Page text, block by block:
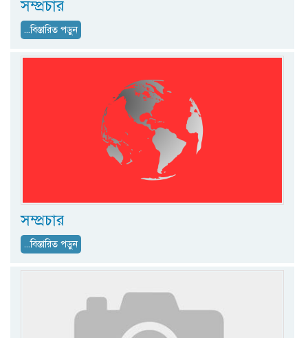
সম্প্রচার
...বিস্তারিত পড়ুন
সম্প্রচার
...বিস্তারিত পড়ুন